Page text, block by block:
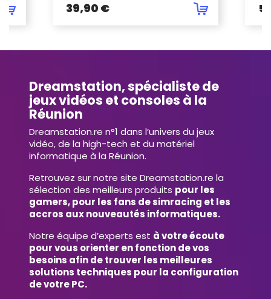
39,90 €
Dreamstation, spécialiste de
jeux vidéos et consoles à la
Réunion
Dreamstation.re n°1 dans l’univers du jeux
vidéo, de la high-tech et du matériel
informatique à la Réunion.
Retrouvez sur notre site Dreamstation.re la
sélection des meilleurs produits pour les
gamers, pour les fans de simracing et les
accros aux nouveautés informatiques.
Notre équipe d’experts est à votre écoute
pour vous orienter en fonction de vos
besoins afin de trouver les meilleures
solutions techniques pour la configuration
de votre PC.